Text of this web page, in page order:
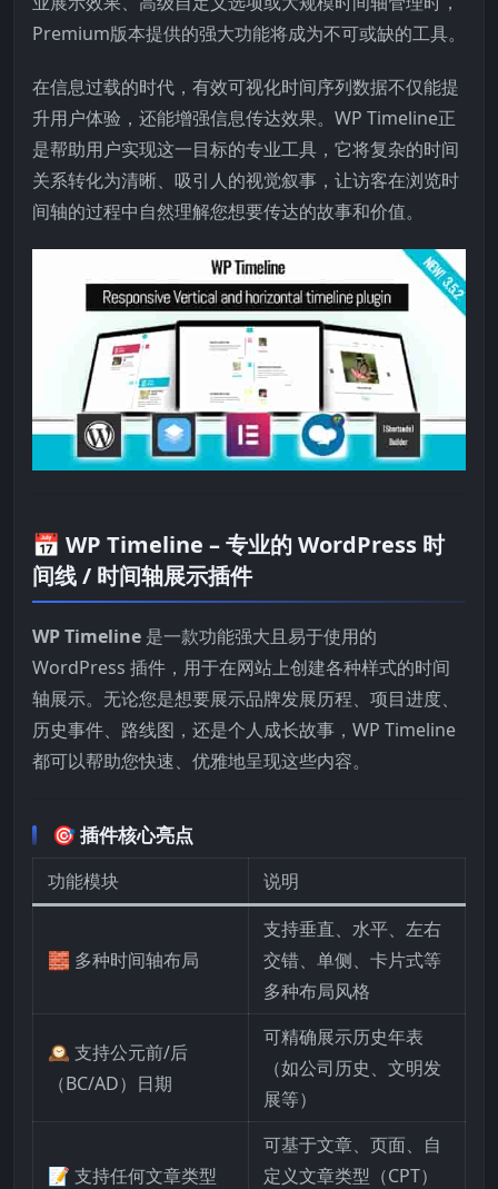
Premium版本提供的强大功能将成为不可或缺的工具。
在信息过载的时代，有效可视化时间序列数据不仅能提
升用户体验，还能增强信息传达效果。WP Timeline正
是帮助用户实现这一目标的专业工具，它将复杂的时间
关系转化为清晰、吸引人的视觉叙事，让访客在浏览时
间轴的过程中自然理解您想要传达的故事和价值。
📅 WP Timeline – 专业的 WordPress 时
间线 / 时间轴展示插件
WP Timeline 是一款功能强大且易于使用的
WordPress 插件，用于在网站上创建各种样式的时间
轴展示。无论您是想要展示品牌发展历程、项目进度、
历史事件、路线图，还是个人成长故事，WP Timeline
都可以帮助您快速、优雅地呈现这些内容。
🎯 插件核心亮点
功能模块 说明
🧱 多种时间轴布局
支持垂直、水平、左右
交错、单侧、卡片式等
多种布局风格
🕰️ 支持公元前/后
（BC/AD）日期
可精确展示历史年表
（如公司历史、文明发
展等）
📝 支持任何文章类型
可基于文章、页面、自
定义文章类型（CPT）